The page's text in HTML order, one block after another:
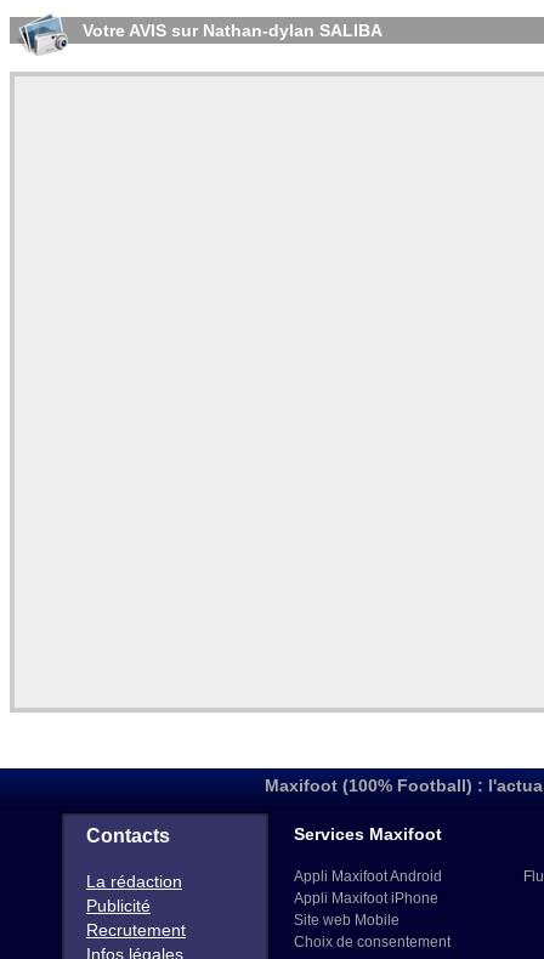
Votre AVIS sur Nathan-dylan SALIBA
Maxifoot (100% Football) :
Contacts
La rédaction
Publicité
Recrutement
Infos légales
Services Maxifoot
Appli Maxifoot Android
Appli Maxifoot iPhone
Site web Mobile
Choix de consentement